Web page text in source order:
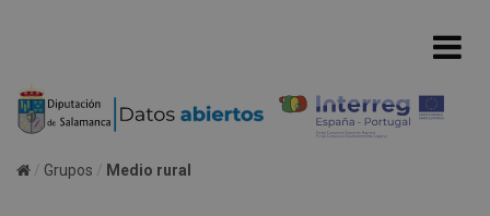
Grupos Medio rural